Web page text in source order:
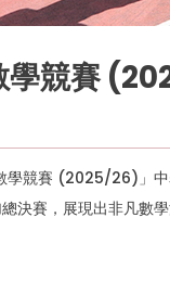
學競賽
競賽 (2025/26)」中
決賽，展現出非凡數